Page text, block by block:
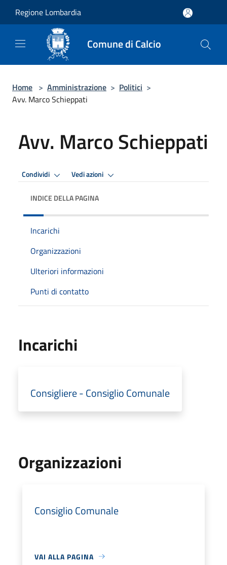
Regione Lombardia
Comune di Calcio
Home > Amministrazione > Politici >
Avv. Marco Schieppati
Avv. Marco Schieppati
Condividi Vedi azioni
INDICE DELLA PAGINA
Incarichi
Organizzazioni
Ulteriori informazioni
Punti di contatto
Incarichi
Consigliere - Consiglio Comunale
Organizzazioni
Consiglio Comunale
VAI ALLA PAGINA